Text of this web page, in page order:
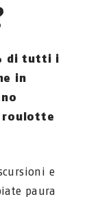
di tutti i
in
roulotte
e
paura